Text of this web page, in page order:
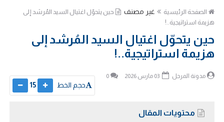
الصفحة الرئيسية غير مصنف
حين يتحوّل اغتيال السيد المُرشد إلى
هزيمة استراتيجية..!
حين يتحوّل اغتيال السيد المُرشد إلى
هزيمة استراتيجية..!
مدونة المرجل 0
حجم الخط 15
محتويات المقال